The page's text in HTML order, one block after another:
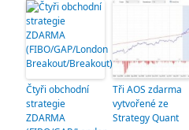
Čtyři obchodní
strategie
ZDARMA
Tři AOS zdarma
vytvořené ze
Strategy Quant